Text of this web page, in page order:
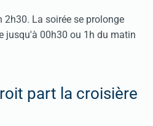
La soirée se prolonge
jusqu'à 00h30 ou 1h du matin
part la croisière